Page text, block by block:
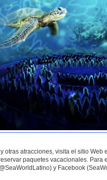
otras atracciones, visita el sitio Web
paquetes vacacionales. Para
y Facebook